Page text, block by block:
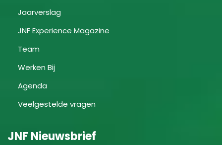
Jaarverslag
JNF Experience Magazine
Team
Werken Bij
Agenda
Veelgestelde vragen
JNF Nieuwsbrief